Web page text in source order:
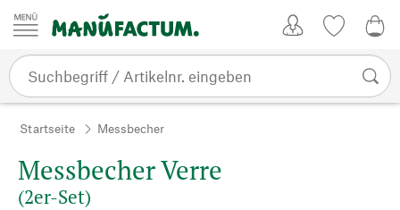
Zum Inhalt springen
Startseite Messbecher
Messbecher Verre
(2er-Set)